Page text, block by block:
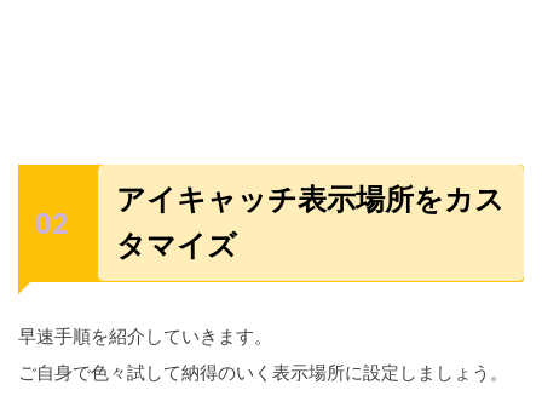
アイキャッチ表示場所をカス
タマイズ
早速手順を紹介していきます。
ご自身で色々試して納得のいく表示場所に設定しましょう。